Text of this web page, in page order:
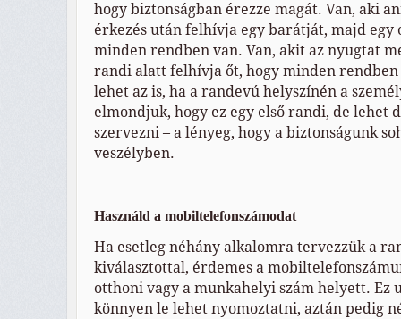
hogy biztonságban érezze magát. Van, aki
érkezés után felhívja egy barátját, majd egy
minden rendben van. Van, akit az nyugtat
randi alatt felhívja őt, hogy minden rendben
lehet az is, ha a randevú helyszínén a
elmondjuk, hogy ez egy első randi, de lehet
szervezni – a lényeg, hogy a biztonságunk
veszélyben.
Használd a mobiltelefonszámodat
Ha esetleg néhány alkalomra tervezzük a
kiválasztottal, érdemes a
otthoni vagy a munkahelyi szám helyett. Ez
könnyen le lehet nyomoztatni, aztán pedig